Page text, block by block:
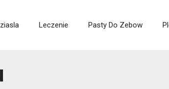
Leczenie Pasty Do Zebow